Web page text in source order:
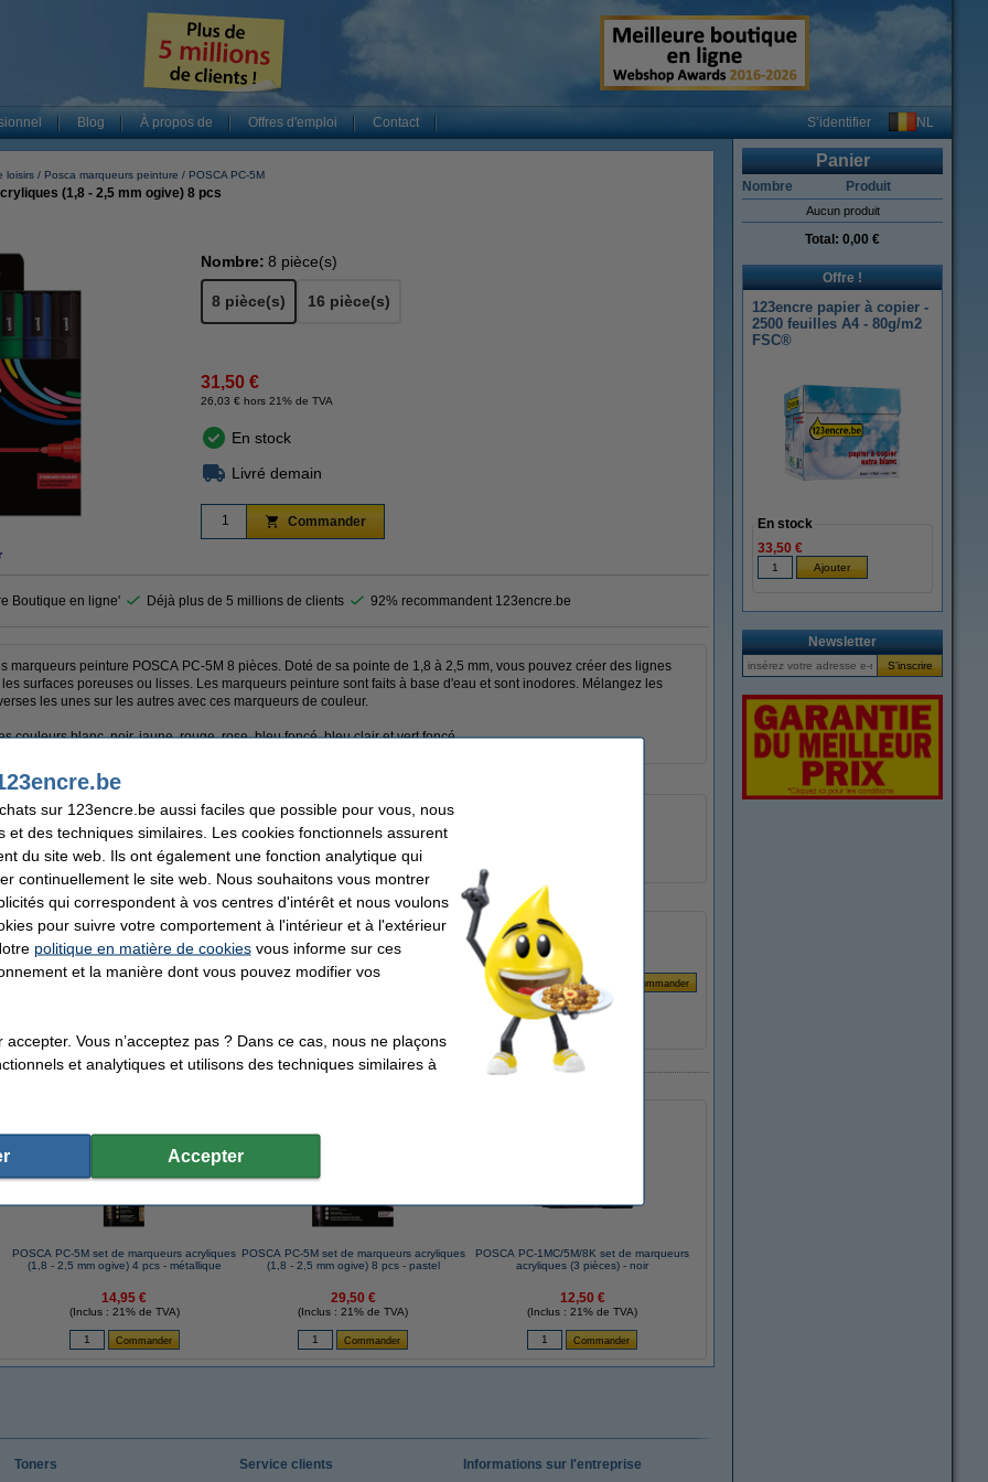
Blog À propos de Offres d'emploi Contact S’identifier NL
loisirs Posca marqueurs peinture POSCA PC-5M
(1,8 - 2,5 mm ogive) 8 pcs
Nombre: 8 pièce(s)
8 pièce(s) 16 pièce(s)
31,50 €
26,03 € hors 21% de TVA
En stock
Livré demain
Commander
Boutique en ligne' Déjà plus de 5 millions de clients 92% recommandent 123encre.be
marqueurs peinture POSCA PC-5M 8 pièces. Doté de sa pointe de 1,8 à 2,5 mm, vous pouvez créer des lignes
surfaces poreuses ou lisses. Les marqueurs peinture sont faits à base d'eau et sont inodores. Mélangez les
les unes sur les autres avec ces marqueurs de couleur.
couleurs blanc, noir, jaune, rouge, rose, bleu foncé, bleu clair et vert foncé.
Finition:
peinture Type de pointe:
Largeur d'écriture:
Nombre:
de marqueurs acryliques (1,8 - 2,5 mm ogive) 16 pièces
qui ont également commandé cet article
POSCA PC-5M set de marqueurs acryliques
(1,8 - 2,5 mm ogive) 4 pcs - métallique
14,95 €
(Inclus : 21% de TVA)
POSCA PC-5M set de marqueurs acryliques
(1,8 - 2,5 mm ogive) 8 pcs - pastel
29,50 €
(Inclus : 21% de TVA)
POSCA PC-1MC/5M/8K set de marqueurs
acryliques (3 pièces) - noir
12,50 €
(Inclus : 21% de TVA)
Panier
Nombre Produit
Aucun produit
Total: 0,00 €
Offre !
123encre papier à copier -
2500 feuilles A4 - 80g/m2
FSC®
En stock
33,50 €
Newsletter
Toners Service clients Informations sur l'entreprise
sur 123encre.be aussi faciles que possible pour vous, nous
et des techniques similaires. Les cookies fonctionnels assurent
du site web. Ils ont également une fonction analytique qui
continuellement le site web. Nous souhaitons vous montrer
qui correspondent à vos centres d'intérêt et nous voulons
pour suivre votre comportement à l'intérieur et à l'extérieur
politique en matière de cookiesvous informe sur ces
et la manière dont vous pouvez modifier vos
Vous n’acceptez pas ? Dans ce cas, nous ne plaçons
et analytiques et utilisons des techniques similaires à
Accepter